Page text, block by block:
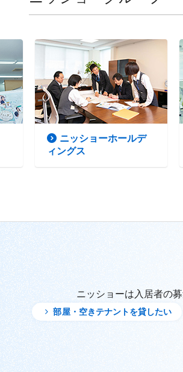
ニッショーホールデ
ィングス
ニッショーは入居者の
部屋・空きテナントを貸したい